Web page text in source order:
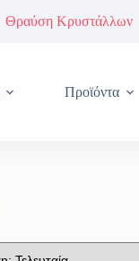
Θραύση Κρυστάλλων
Προϊόντα